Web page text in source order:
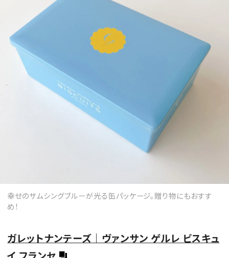
幸せのサムシングブルーが光る缶パッケージ。贈り物にもおすす
め！
ガレットナンテーズ｜ヴァンサン ゲルレ ビスキュ